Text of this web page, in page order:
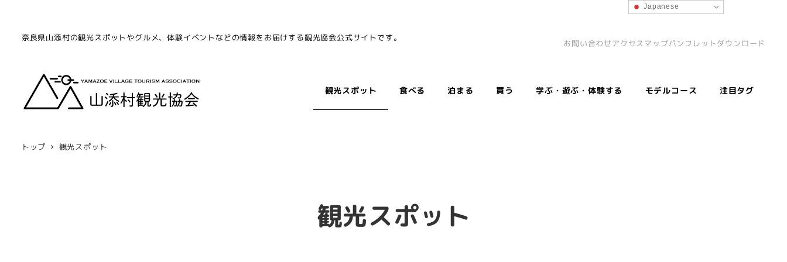
奈良県山添村の観光スポットやグルメ、体験イベントなどの情報をお届けする観光協会公式サイトです。
お問い合わせ アクセスマップパンフレットダウンロード
観光スポット 食べる 泊まる 買う 学ぶ・遊ぶ・体験する モデルコース 注目タグ
トップ 観光スポット
観光スポット
Japanese